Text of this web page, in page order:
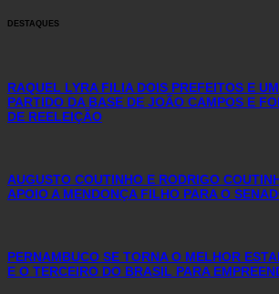
DESTAQUES
RAQUEL LYRA FILIA DOIS PREFEITOS E
PARTIDO DA BASE DE JOÃO CAMPOS E
DE REELEIÇÃO
AUGUSTO COUTINHO E RODRIGO
APOIO A MENDONÇA FILHO PARA O
PERNAMBUCO SE TORNA O MELHOR
E O TERCEIRO DO BRASIL PARA